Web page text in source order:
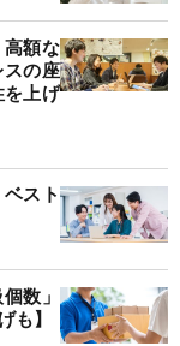
額な
の座
上げ
スト
数」
も】